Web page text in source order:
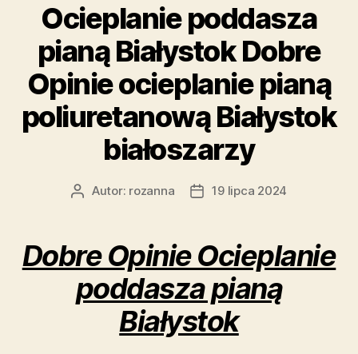
Ocieplanie poddasza
pianą Białystok Dobre
Opinie ocieplanie pianą
poliuretanową Białystok
białoszarzy
AutorAutor: rozanna
Data19 lipca 2024
Dobre Opinie Ocieplanie
poddasza pianą
Białystok